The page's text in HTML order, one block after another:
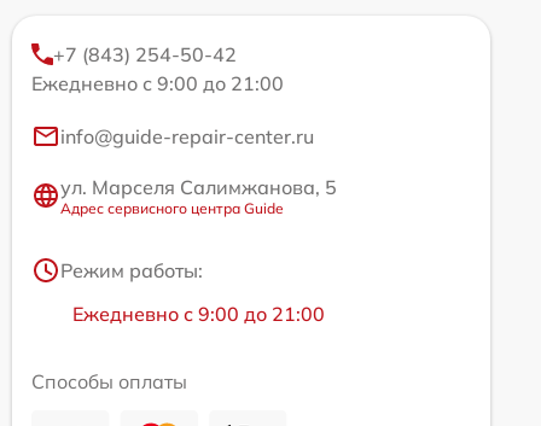
+7 (843) 254-50-42
Ежедневно с 9:00 до 21:00
info@guide-repair-center.ru
ул. Марселя Салимжанова, 5
Адрес сервисного центра Guide
Режим работы:
Ежедневно с 9:00 до 21:00
Способы оплаты